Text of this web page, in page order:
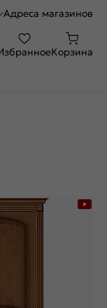
Адреса магазинов
Корзина